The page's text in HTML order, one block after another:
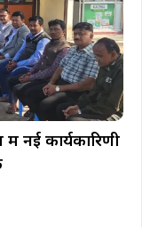
नई कार्यकारिणी